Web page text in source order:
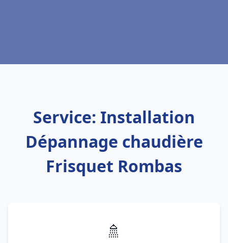
Service: Installation
Dépannage chaudière
Frisquet Rombas
🚿